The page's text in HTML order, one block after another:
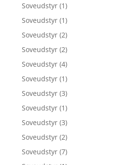
Soveudstyr (1)
Soveudstyr (1)
Soveudstyr (2)
Soveudstyr (2)
Soveudstyr (4)
Soveudstyr (1)
Soveudstyr (3)
Soveudstyr (1)
Soveudstyr (3)
Soveudstyr (2)
Soveudstyr (7)